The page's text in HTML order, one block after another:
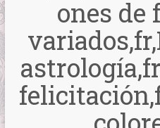
ones de